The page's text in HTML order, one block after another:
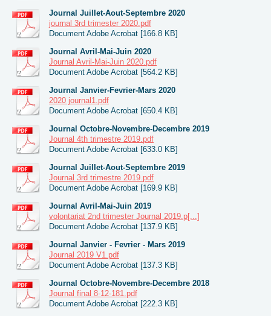
Journal Juillet-Aout-Septembre 2020
journal 3rd trimester 2020.pdf
Document Adobe Acrobat [166.8 KB]
Journal Avril-Mai-Juin 2020
Journal Avril-Mai-Juin 2020.pdf
Document Adobe Acrobat [564.2 KB]
Journal Janvier-Fevrier-Mars 2020
2020 journal1.pdf
Document Adobe Acrobat [650.4 KB]
Journal Octobre-Novembre-Decembre 2019
Journal 4th trimestre 2019.pdf
Document Adobe Acrobat [633.0 KB]
Journal Juillet-Aout-Septembre 2019
Journal 3rd trimestre 2019.pdf
Document Adobe Acrobat [169.9 KB]
Journal Avril-Mai-Juin 2019
volontariat 2nd trimester Journal 2019.p[...]
Document Adobe Acrobat [137.9 KB]
Journal Janvier - Fevrier - Mars 2019
Journal 2019 V1.pdf
Document Adobe Acrobat [137.3 KB]
Journal Octobre-Novembre-Decembre 2018
Journal final 8-12-181.pdf
Document Adobe Acrobat [222.3 KB]